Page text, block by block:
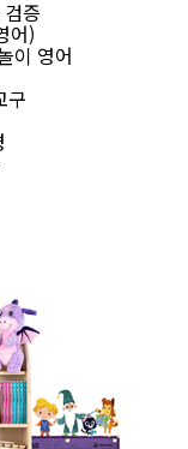
증
어)
이 영어
구